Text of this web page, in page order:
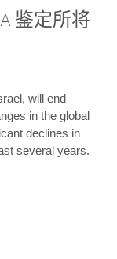
鉴定所将
will end
in the global
declines in
several years.